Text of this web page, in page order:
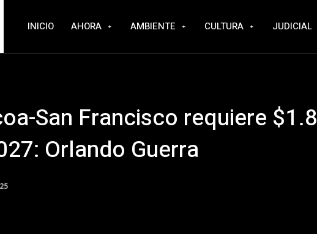
INICIO AHORA AMBIENTE CULTURA JUDICIAL
San Francisco requiere $1.8
Orlando Guerra